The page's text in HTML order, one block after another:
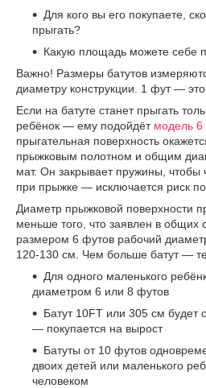
Для кого вы его покупаете,
прыгать?
Какую площадь можете себе
Важно! Размеры батутов
диаметру конструкции. 1 фут —
Если на батуте станет прыгать
ребёнок — ему подойдёт модель 6
прыгательная поверхность
прыжковым полотном и общим
мат. Он закрывает пружины, чтобы
при прыжке — исключается риск
Диаметр прыжковой поверхности
меньше того, что заявлен в общих
размером 6 футов рабочий
120-130 см. Чем больше батут —
Для одного маленького
диаметром 6 или 8 футов
Батут 10FT или 305 см будет
— покупается на вырост
Батуты от 10 футов
двоих детей или маленького
человеком